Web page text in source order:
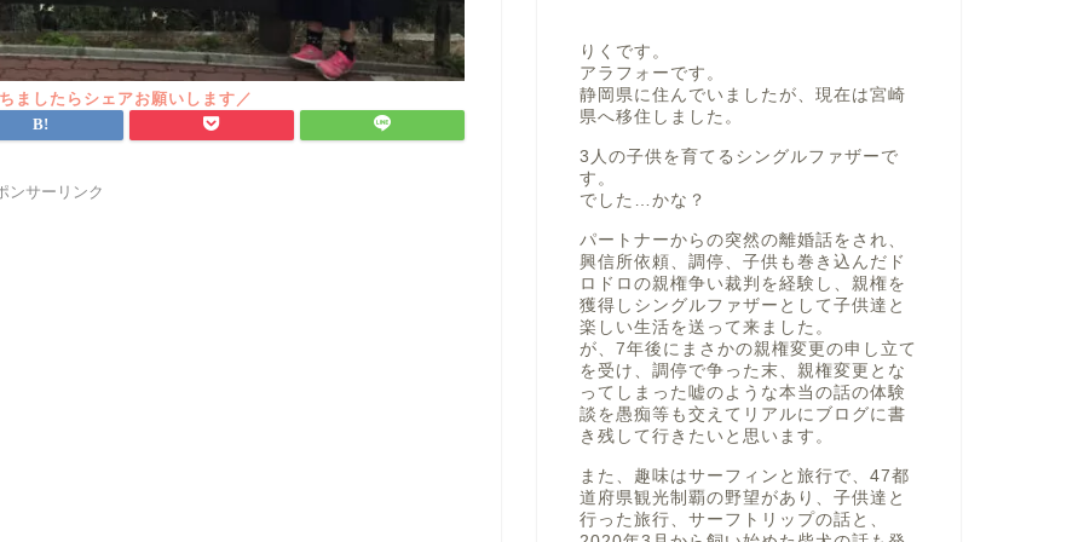
ンサーリンク
りくです。
アラフォーです。
静岡県に住んでいましたが、現在は宮崎
県へ移住しました。
3人の子供を育てるシングルファザーで
す。
でした…かな？
パートナーからの突然の離婚話をされ、
興信所依頼、調停、子供も巻き込んだド
ロドロの親権争い裁判を経験し、親権を
獲得しシングルファザーとして子供達と
楽しい生活を送って来ました。
が、7年後にまさかの親権変更の申し立て
を受け、調停で争った末、親権変更とな
ってしまった嘘のような本当の話の体験
談を愚痴等も交えてリアルにブログに書
き残して行きたいと思います。
また、趣味はサーフィンと旅行で、47都
道府県観光制覇の野望があり、子供達と
行った旅行、サーフトリップの話と、